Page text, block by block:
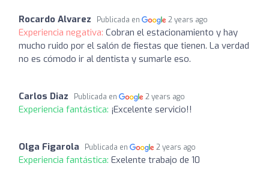
Rocardo Alvarez Publicada en 2 years ago
Experiencia negativa: Cobran el estacionamiento y hay
mucho ruido por el salón de fiestas que tienen. La verdad
no es cómodo ir al dentista y sumarle eso.
Carlos Diaz Publicada en 2 years ago
Experiencia fantástica: ¡Excelente servicio!!
Olga Figarola Publicada en 2 years ago
Experiencia fantástica: Exelente trabajo de 10